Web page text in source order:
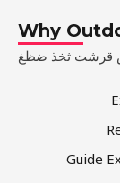
Why
قرشت ثخذ ضظغ
Guide